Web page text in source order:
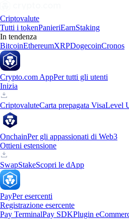
Criptovalute
Tutti i tokenPanieriEarnStaking
In tendenza
BitcoinEthereumXRPDogecoinCronos
Crypto.com AppPer tutti gli utenti
Inizia
CriptovaluteCarta prepagata VisaLevel
OnchainPer gli appassionati di Web3
Ottieni estensione
SwapStakeScopri le dApp
PayPer esercenti
Registrazione esercente
Pay TerminalPay SDKPlugin